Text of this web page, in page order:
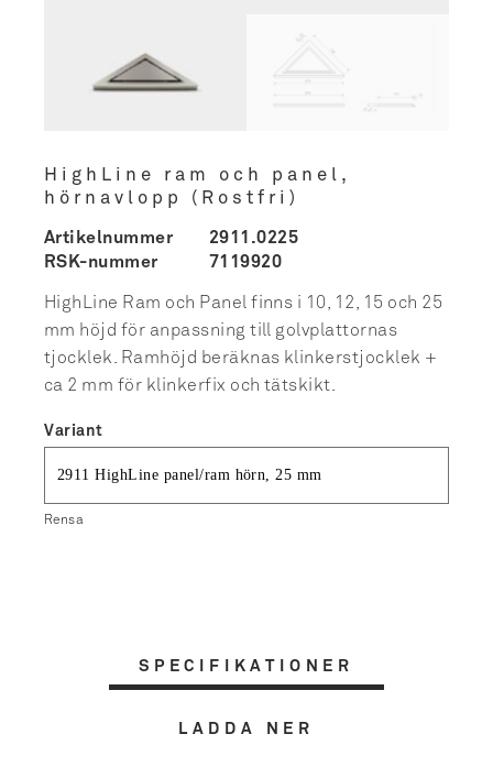
HighLine ram och panel,
hörnavlopp (Rostfri)
Artikelnummer
2911.0225
RSK-nummer
7119920
HighLine Ram och Panel finns i 10, 12, 15 och 25
mm höjd för anpassning till golvplattornas
tjocklek. Ramhöjd beräknas klinkerstjocklek +
ca 2 mm för klinkerfix och tätskikt.
Variant
Rensa
SPECIFIKATIONER
LADDA NER